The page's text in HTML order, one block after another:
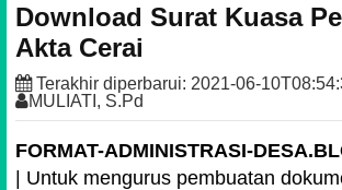
Download Surat Kuasa
Akta Cerai
Terakhir diperbarui: 2021-06-
MULIATI, S.Pd
FORMAT-ADMINISTRASI-
| Untuk mengurus pembuatan